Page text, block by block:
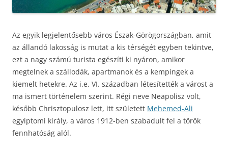
Az egyik legjelentősebb város Észak-Görögországban, amit
az állandó lakosság is mutat a kis térségét egyben tekintve,
ezt a nagy számú turista egészíti ki nyáron, amikor
megtelnek a szállodák, apartmanok és a kempingek a
kiemelt hetekre. Az i.e. VI. században létesítették a várost a
ma ismert történelem szerint. Régi neve Neapolisz volt,
később Chrisztopulosz lett, itt született Mehemed-Ali
egyiptomi király, a város 1912-ben szabadult fel a török
fennhatóság alól.